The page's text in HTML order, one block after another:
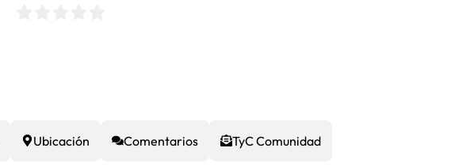
Ubicación Comentarios TyC Comunidad